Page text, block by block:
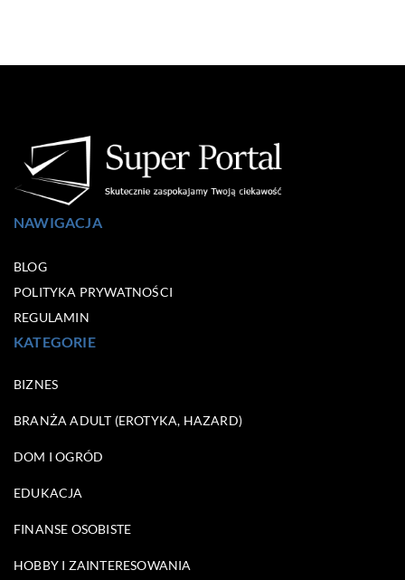
NAWIGACJA
BLOG
POLITYKA PRYWATNOŚCI
REGULAMIN
KATEGORIE
BIZNES
BRANŻA ADULT (EROTYKA, HAZARD)
DOM I OGRÓD
EDUKACJA
FINANSE OSOBISTE
HOBBY I ZAINTERESOWANIA